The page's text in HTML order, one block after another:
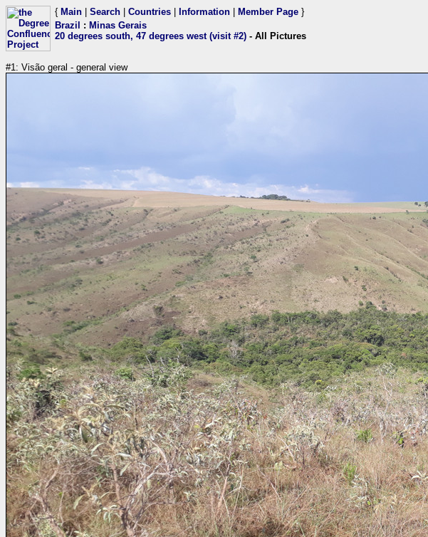
{ Main Search Countries Information Member Page }
Brazil
: Minas Gerais
20 degrees south, 47 degrees west (visit #2) - All Pictures
#1: Visão geral - general view